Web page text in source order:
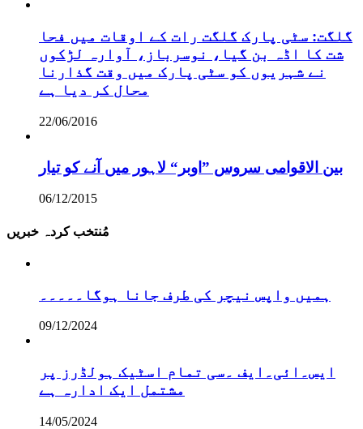
گلگت: سٹی پارک گلگت رات کے اوقات میں فحا
شت کا اڈہ بن گیا، نوسرباز، آوارہ لڑکوں
نے شہریوں کو سٹی پارک میں وقت گذارنا
محال کر دیا ہے
22/06/2016
بین الاقوامی سروس ”اوبر“ لاہور میں آنے کو تیار
06/12/2015
مُنتخب کردہ خبریں
ہمیں واپس نیچر کی طرف جانا ہوگا۔۔۔۔۔
09/12/2024
ایس۔ائی۔ایف ۔سی تمام اسٹیک ہولڈرز پر
مشتمل ایک ادارہ ہے
14/05/2024